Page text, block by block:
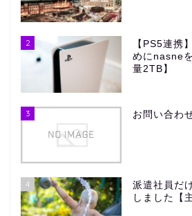
2
【PS5連携
めにnasne
量2TB】
3 お問い合わ
4
派遣社員だ
しました【